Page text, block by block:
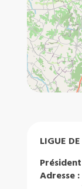
LIGUE
Adresse :